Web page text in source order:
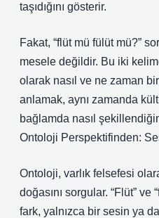
taşıdığını gösterir.
Fakat, “flüt mü fülüt mü?”
mesele değildir. Bu iki
olarak nasıl ve ne zaman
anlamak, aynı zamanda
bağlamda nasıl
Ontoloji Perspektifinden:
Ontoloji, varlık felsefesi
doğasını sorgular. “Flüt” ve
fark, yalnızca bir sesin ya